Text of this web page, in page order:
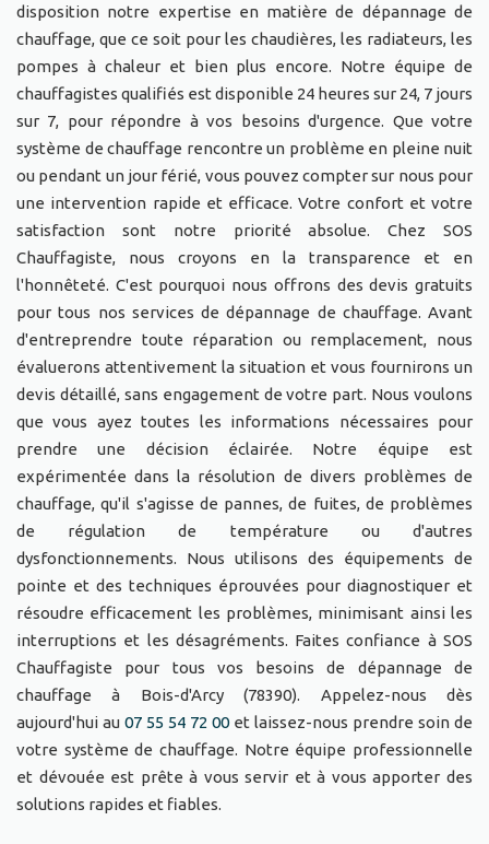
disposition notre expertise en matière de dépannage de
chauffage, que ce soit pour les chaudières, les radiateurs, les
pompes à chaleur et bien plus encore. Notre équipe de
chauffagistes qualifiés est disponible 24 heures sur 24, 7 jours
sur 7, pour répondre à vos besoins d'urgence. Que votre
système de chauffage rencontre un problème en pleine nuit
ou pendant un jour férié, vous pouvez compter sur nous pour
une intervention rapide et efficace. Votre confort et votre
satisfaction sont notre priorité absolue. Chez SOS
Chauffagiste, nous croyons en la transparence et en
l'honnêteté. C'est pourquoi nous offrons des devis gratuits
pour tous nos services de dépannage de chauffage. Avant
d'entreprendre toute réparation ou remplacement, nous
évaluerons attentivement la situation et vous fournirons un
devis détaillé, sans engagement de votre part. Nous voulons
que vous ayez toutes les informations nécessaires pour
prendre une décision éclairée. Notre équipe est
expérimentée dans la résolution de divers problèmes de
chauffage, qu'il s'agisse de pannes, de fuites, de problèmes
de régulation de température ou d'autres
dysfonctionnements. Nous utilisons des équipements de
pointe et des techniques éprouvées pour diagnostiquer et
résoudre efficacement les problèmes, minimisant ainsi les
interruptions et les désagréments. Faites confiance à SOS
Chauffagiste pour tous vos besoins de dépannage de
chauffage à Bois-d'Arcy (78390). Appelez-nous dès
aujourd'hui au 07 55 54 72 00et laissez-nous prendre soin de
votre système de chauffage. Notre équipe professionnelle
et dévouée est prête à vous servir et à vous apporter des
solutions rapides et fiables.